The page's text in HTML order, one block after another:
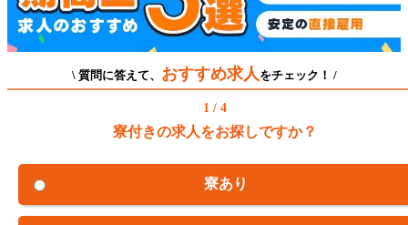
\ 質問に答えて、 おすすめ求人 をチェック！ /
1 / 4
寮付きの求人をお探しですか？
寮あり